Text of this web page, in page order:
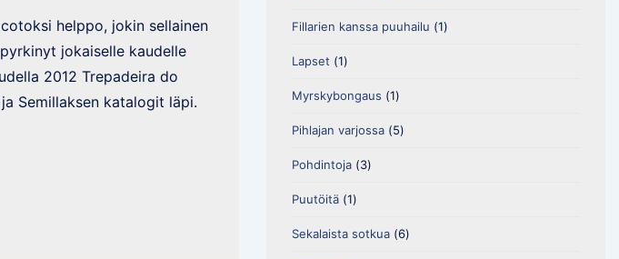
helppo, jokin sellainen
jokaiselle kaudelle
2012 Trepadeira do
Semillaksen katalogit läpi.
Fillarien kanssa puuhailu (1)
Lapset (1)
Myrskybongaus (1)
Pihlajan varjossa(5)
Pohdintoja(3)
Puutöitä(1)
Sekalaista sotkua(6)